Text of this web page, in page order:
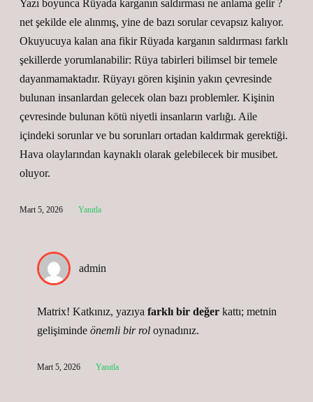
Yazı boyunca Rüyada karganın saldırması ne anlama gelir ?
net şekilde ele alınmış, yine de bazı sorular cevapsız kalıyor.
Okuyucuya kalan ana fikir Rüyada karganın saldırması farklı
şekillerde yorumlanabilir: Rüya tabirleri bilimsel bir temele
dayanmamaktadır. Rüyayı gören kişinin yakın çevresinde
bulunan insanlardan gelecek olan bazı problemler. Kişinin
çevresinde bulunan kötü niyetli insanların varlığı. Aile
içindeki sorunlar ve bu sorunları ortadan kaldırmak gerektiği.
Hava olaylarından kaynaklı olarak gelebilecek bir musibet.
oluyor.
Mart 5, 2026 Yanıtla
admin
Matrix! Katkınız, yazıya farklı bir değer kattı; metnin
gelişiminde önemli bir rol oynadınız.
Mart 5, 2026 Yanıtla